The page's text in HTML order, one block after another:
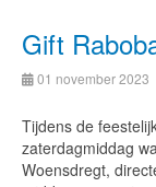
Gift
01 november 2023
Tijdens de
zaterdagmiddag
Woensdregt,